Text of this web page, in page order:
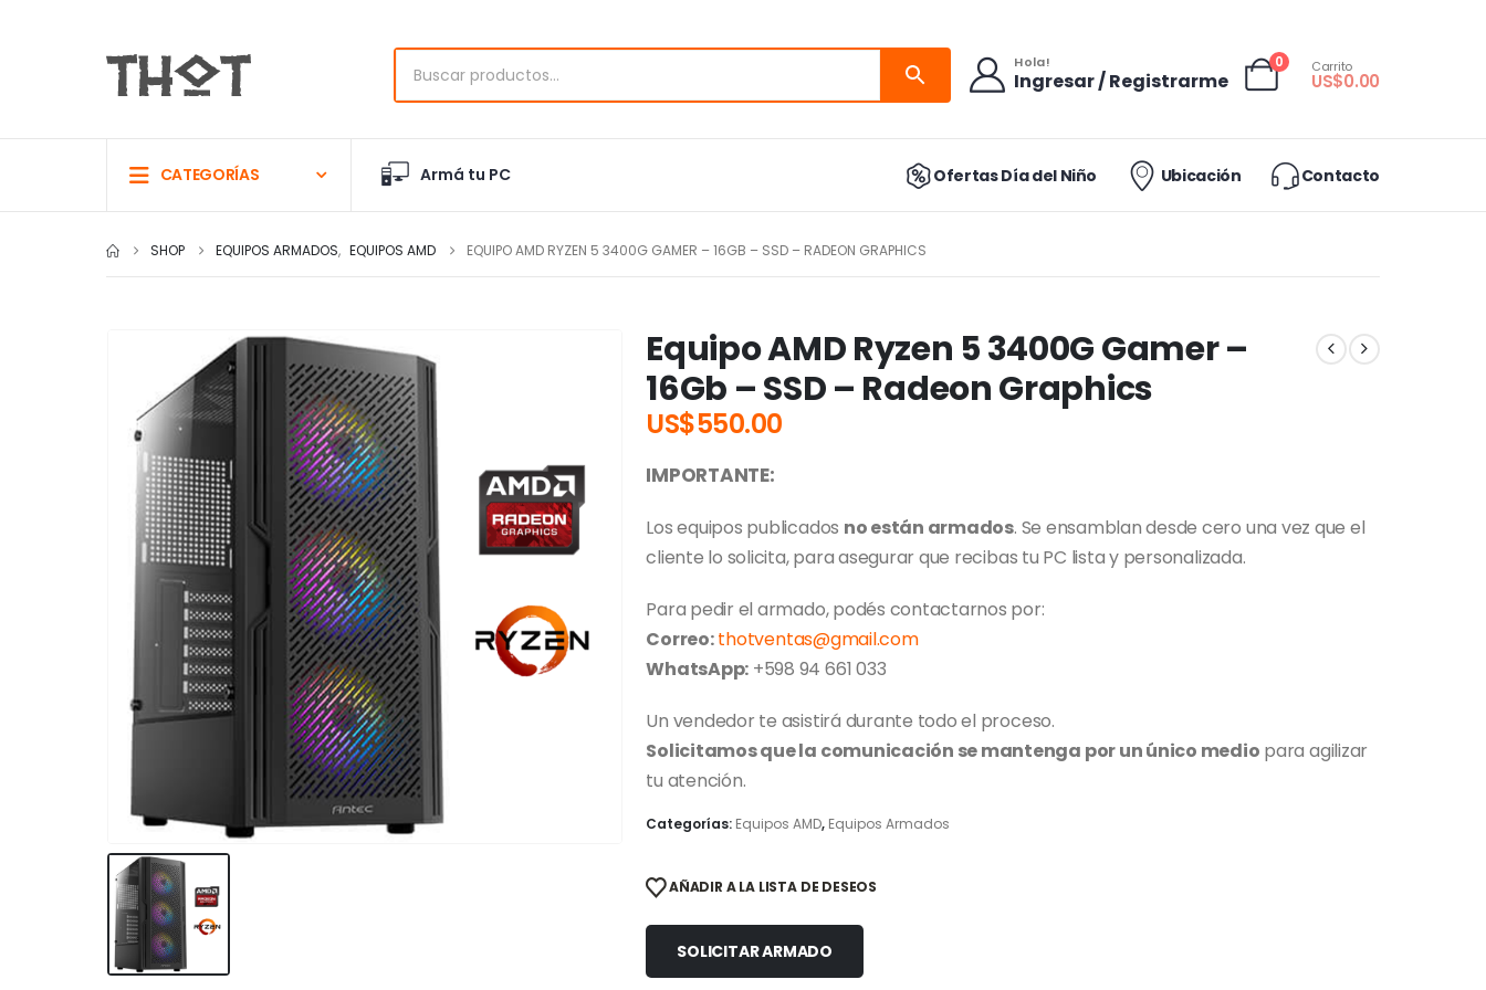
Hola!
Ingresar / Registrarme
0 Carrito
US$0.00
CATEGORÍAS Armá tu PC Ofertas Día del Niño Ubicación Contacto
SHOP EQUIPOS ARMADOS, EQUIPOS AMD EQUIPO AMD RYZEN 5 3400G GAMER – 16GB – SSD – RADEON GRAPHICS
Equipo AMD Ryzen 5 3400G Gamer –
16Gb – SSD – Radeon Graphics
US$550.00
IMPORTANTE:
Los equipos publicados no están armados. Se ensamblan desde cero una vez que el
cliente lo solicita, para asegurar que recibas tu PC lista y personalizada.
Para pedir el armado, podés contactarnos por:
Correo:thotventas@gmail.com
WhatsApp: +598 94 661 033
Un vendedor te asistirá durante todo el proceso.
Solicitamos que la comunicación se mantenga por un único medio para agilizar
tu atención.
Categorías: Equipos AMD, Equipos Armados
AÑADIR A LA LISTA DE DESEOS
SOLICITAR ARMADO